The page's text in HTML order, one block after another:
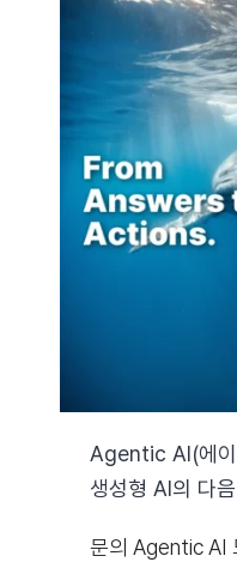
이벤트 & 세미나
블로그
Search
Agentic AI(에
생성형 AI의 다음
문의 Agentic AI